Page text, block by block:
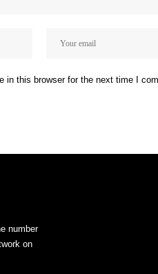
in this browser for the next time I
number
on